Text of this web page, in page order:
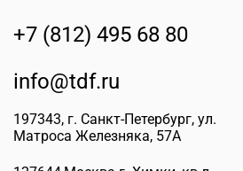
+7 (812) 495 68 80
info@tdf.ru
197343, г. Санкт-Петербург, ул.
Матроса Железняка, 57A